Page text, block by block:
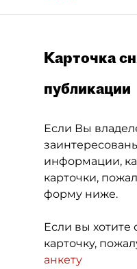
Карточка
публикации
Если Вы
информации,
карточки,
форму ниже.
Если вы хотите
карточку,
анкету